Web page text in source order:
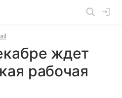
ждет
рабочая